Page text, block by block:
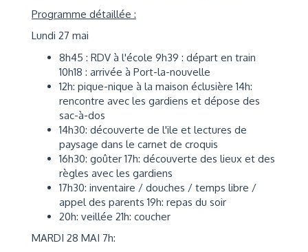
Programme détaillée :
Lundi 27 mai
8h45 : RDV à l'école 9h39 : départ en train
10h18 : arrivée à Port-la-nouvelle
12h: pique-nique à la maison éclusière 14h:
rencontre avec les gardiens et dépose des
sac-à-dos
14h30: découverte de l'ile et lectures de
paysage dans le carnet de croquis
16h30: goûter 17h: découverte des lieux et des
règles avec les gardiens
17h30: inventaire / douches / temps libre /
appel des parents 19h: repas du soir
20h: veillée 21h: coucher
MARDI 28 MAI 7h: